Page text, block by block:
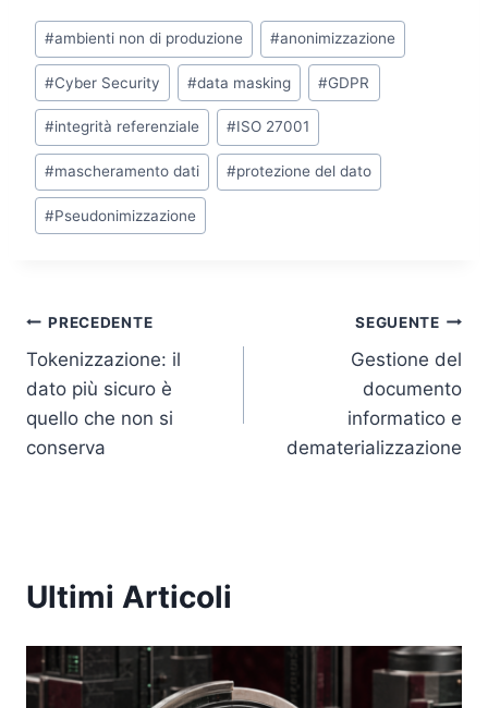
k
e
dI
n
c
e
b
o
o
k
itt
er
at
s
A
p
p
y
Li
n
k
ai
l
Tag
articolo:
#ambienti non di produzione #anonimizzazione
#Cyber Security #data masking #GDPR
#integrità referenziale #ISO 27001
#mascheramento dati #protezione del dato
#Pseudonimizzazione
Navigazione
articoli
PRECEDENTE
Tokenizzazione: il
dato più sicuro è
quello che non si
conserva
SEGUENTE
Gestione del
documento
informatico e
dematerializzazione
Ultimi Articoli